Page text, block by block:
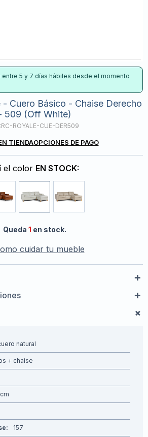
entre 5 y 7 días hábiles desde el momento
- Cuero Básico - Chaise Derecho
509 (Off White)
RC-ROYALE-CUE-DER509
TIENDAOPCIONES DE PAGO
el color EN STOCK:
Queda 1 en stock.
cuidar tu mueble
natural
+ chaise
157